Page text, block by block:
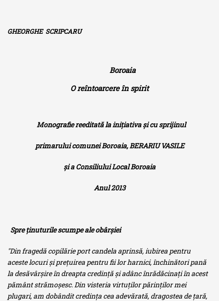
GHEORGHE SCRIPCARU
Boroaia
O reîntoarcere în spirit
Monografiereeditată la iniţiativa şi cu sprijinul
primarului comunei Boroaia, BERARIU VASILE
şi a Consiliului Local Boroaia
Anul 2013
Spre ţinuturile scumpe ale obârşiei
"Din fragedă copilărie port candela aprinsă, iubirea pentru
aceste locuri şi preţuirea pentru fii lor harnici, închinători pană
la desăvârşire în dreapta credinţă şi adânc înrădă­cinaţi în acest
pământ strămoşesc. Din visteria virtuţilor părinţilor mei
plugari, am dobândit credinţa cea adevărată, dragostea de ţară,